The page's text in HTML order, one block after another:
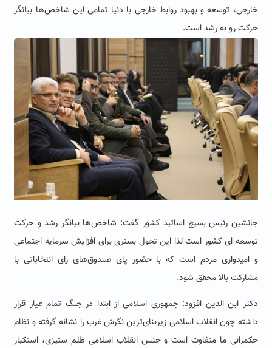
خارجی، توسعه و بهبود روابط خارجی با دنیا تمامی این شاخص‌ها بیانگر
حرکت رو به رشد است.
جانشین رئیس بسیج اساتید کشور گفت: شاخص‌ها بیانگر رشد و حرکت
توسعه ای کشور است لذا این تحول بستری برای افزایش سرمایه اجتماعی
و امیدواری مردم است که با حضور پای صندوق‌های رای انتخاباتی با
مشارکت بالا محقق شود.
دکتر ابن الدین افزود: جمهوری اسلامی از ابتدا در جنگ تمام عیار قرار
داشته چون انقلاب اسلامی زیربنای‌ترین نگرش غرب را نشانه گرفته و نظام
حکمرانی ما متفاوت است و جنس انقلاب اسلامی ظلم ستیزی، استکبار